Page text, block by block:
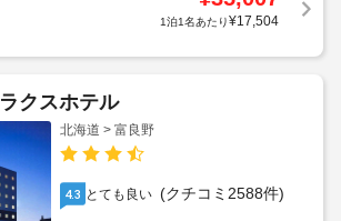
1泊1名あたり¥17,504
クスホテル
北海道 > 富良野
4.3 とても良い (クチコミ2588件)